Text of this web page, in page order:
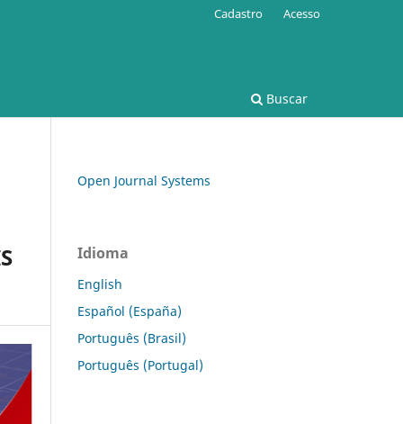
Buscar
Cadastro Acesso
Open Journal Systems
Idioma
English
Español (España)
Português (Brasil)
Português (Portugal)